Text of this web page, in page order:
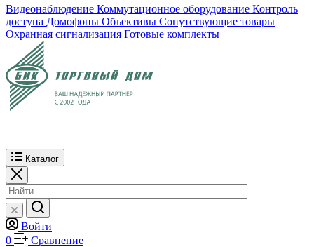
Видеонаблюдение Коммутационное оборудование Контроль
доступа Домофоны Объективы Сопутствующие товары
Охранная сигнализация Готовые комплекты
Каталог
Войти
0
Сравнение